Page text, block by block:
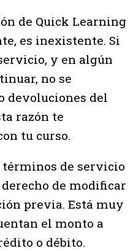
de Quick Learning
es inexistente. Si
y en algún
no se
devoluciones del
razón te
tu curso.
términos de servicio
de modificar
previa. Está muy
el monto a
o débito.